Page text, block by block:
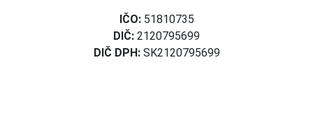
IČO: 51810735
DIČ: 2120795699
DIČ DPH: SK2120795699